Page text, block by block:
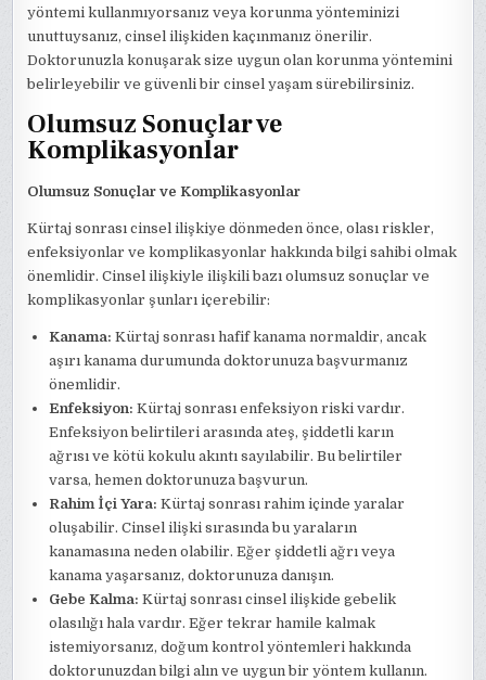
yöntemi kullanmıyorsanız veya korunma yönteminizi
unuttuysanız, cinsel ilişkiden kaçınmanız önerilir.
Doktorunuzla konuşarak size uygun olan korunma yöntemini
belirleyebilir ve güvenli bir cinsel yaşam sürebilirsiniz.
Olumsuz Sonuçlar ve
Komplikasyonlar
Olumsuz Sonuçlar ve Komplikasyonlar
Kürtaj sonrası cinsel ilişkiye dönmeden önce, olası riskler,
enfeksiyonlar ve komplikasyonlar hakkında bilgi sahibi olmak
önemlidir. Cinsel ilişkiyle ilişkili bazı olumsuz sonuçlar ve
komplikasyonlar şunları içerebilir:
Kanama: Kürtaj sonrası hafif kanama normaldir, ancak
aşırı kanama durumunda doktorunuza başvurmanız
önemlidir.
Enfeksiyon: Kürtaj sonrası enfeksiyon riski vardır.
Enfeksiyon belirtileri arasında ateş, şiddetli karın
ağrısı ve kötü kokulu akıntı sayılabilir. Bu belirtiler
varsa, hemen doktorunuza başvurun.
Rahim İçi Yara: Kürtaj sonrası rahim içinde yaralar
oluşabilir. Cinsel ilişki sırasında bu yaraların
kanamasına neden olabilir. Eğer şiddetli ağrı veya
kanama yaşarsanız, doktorunuza danışın.
Gebe Kalma: Kürtaj sonrası cinsel ilişkide gebelik
olasılığı hala vardır. Eğer tekrar hamile kalmak
istemiyorsanız, doğum kontrol yöntemleri hakkında
doktorunuzdan bilgi alın ve uygun bir yöntem kullanın.